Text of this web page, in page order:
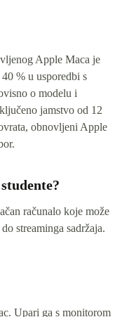
Apple Maca je
% u usporedbi s
o modelu i
jamstvo od 12
obnovljeni Apple
računalo koje može
streaminga sadržaja.
Upari ga s monitorom